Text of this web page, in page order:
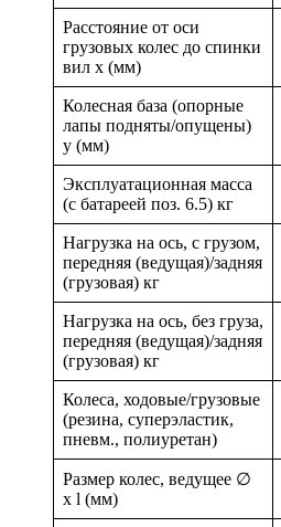
Расстояние от оси
грузовых колес до спинки
вил x (мм)
Колесная база (опорные
лапы подняты/опущены)
y (мм)
Эксплуатационная масса
(с батареей поз. 6.5) кг
Нагрузка на ось, с грузом,
передняя (ведущая)/задняя
(грузовая) кг
Нагрузка на ось, без груза,
передняя (ведущая)/задняя
(грузовая) кг
Колеса, ходовые/грузовые
(резина, суперэластик,
пневм., полиуретан)
Размер колес, ведущее ∅
x l (мм)